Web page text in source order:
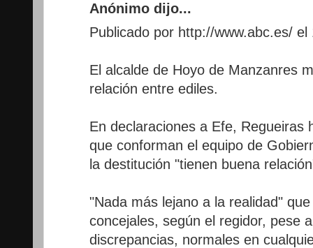
Anónimo dijo...
Publicado por http://www.abc.es/ el
El alcalde de Hoyo de Manzanres
relación entre ediles.
En declaraciones a Efe, Regueiras
que conforman el equipo de
la destitución "tienen buena
"Nada más lejano a la realidad"
concejales, según el regidor, pese
discrepancias, normales en